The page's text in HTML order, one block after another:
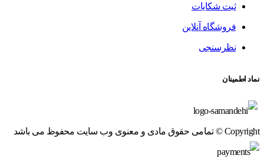
ثبت شکایات
فروشگاه آنلاین
نظرسنجی
نماد اطمینان
Copyright © تمامی حقوق مادی و معنوی وب سایت محفوظ می باشد